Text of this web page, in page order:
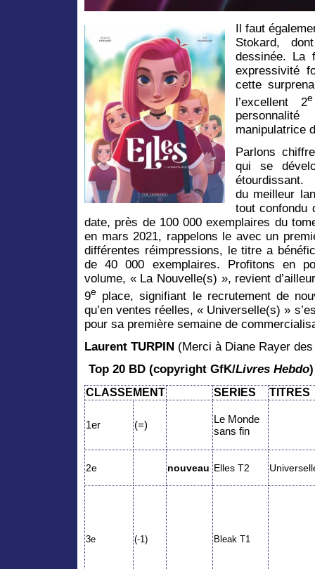
Il faut
Stokard,
dessinée.
expressivité
cette
l’excellent 2e
manipulatrice
Parlons
qui se
du meilleur
tout confondu
date, près de 100 000 exemplaires du
en mars 2021, rappelons le avec un
différentes réimpressions, le titre a
de 40 000 exemplaires. Profitons en
volume, « La Nouvelle(s) », revient
9e place, signifiant le recrutement de
qu’en ventes réelles, « Universelle(s) »
pour sa première semaine de
Laurent TURPIN (Merci à Diane Rayer
Top 20 BD (copyright GfK/Livres Hebdo
CLASSEMENT SERIES TITRES
1er (=)
Le Monde
sans fin
2e nouveau Elles T2
3e (-1) Bleak T1